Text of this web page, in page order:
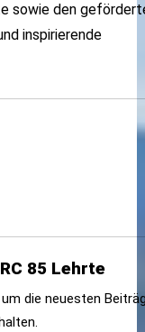
sowie den
inspirierende
85 Lehrte
die neuesten